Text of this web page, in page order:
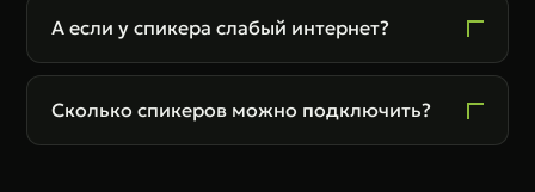
А если у спикера слабый интернет?
Сколько спикеров можно подключить?